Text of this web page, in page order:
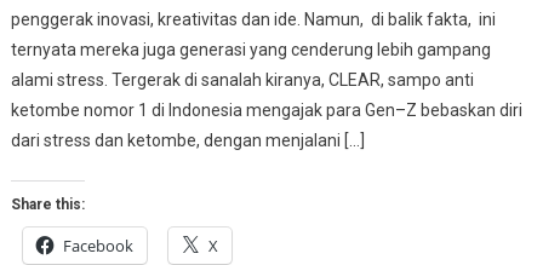
penggerak inovasi, kreativitas dan ide. Namun, di balik fakta, ini
ternyata mereka juga generasi yang cenderung lebih gampang
alami stress. Tergerak di sanalah kiranya, CLEAR, sampo anti
ketombe nomor 1 di Indonesia mengajak para Gen–Z bebaskan diri
dari stress dan ketombe, dengan menjalani […]
Share this:
Facebook X